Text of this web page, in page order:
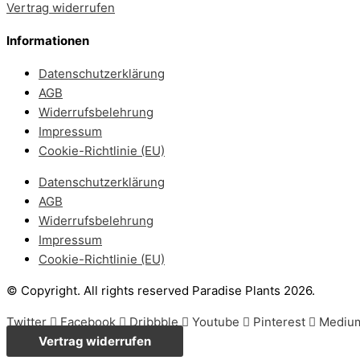
Vertrag widerrufen
Informationen
Datenschutzerklärung
AGB
Widerrufsbelehrung
Impressum
Cookie-Richtlinie (EU)
Datenschutzerklärung
AGB
Widerrufsbelehrung
Impressum
Cookie-Richtlinie (EU)
© Copyright. All rights reserved Paradise Plants 2026.
Twitter Facebook Dribbble Youtube Pinterest
Vertrag widerrufen